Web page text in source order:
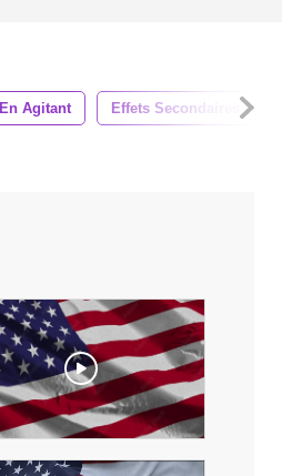
En Agitant Effets Secondaires